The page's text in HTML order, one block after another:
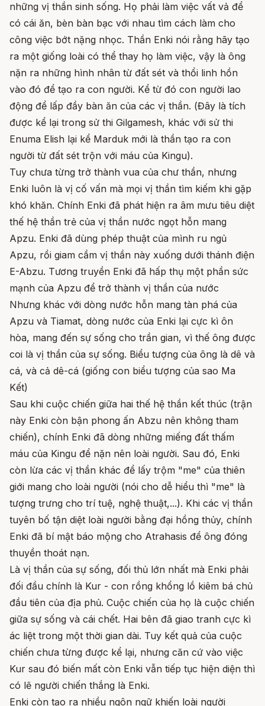
những vị thần sinh sống. Họ phải làm việc vất vả để
có cái ăn, bèn bàn bạc với nhau tìm cách làm cho
công việc bớt nặng nhọc. Thần Enki nói rằng hãy tạo
ra một giống loài có thể thay họ làm việc, vậy là ông
nặn ra những hình nhân từ đất sét và thổi linh hồn
vào đó để tạo ra con người. Kể từ đó con người lao
động để lấp đầy bàn ăn của các vị thần. (Đây là tích
được kể lại trong sử thi Gilgamesh, khác với sử thi
Enuma Elish lại kể Marduk mới là thần tạo ra con
người từ đất sét trộn với máu của Kingu).
Tuy chưa từng trở thành vua của chư thần, nhưng
Enki luôn là vị cố vấn mà mọi vị thần tìm kiếm khi gặp
khó khăn. Chính Enki đã phát hiện ra âm mưu tiêu diệt
thế hệ thần trẻ của vị thần nước ngọt hỗn mang
Apzu. Enki đã dùng phép thuật của mình ru ngủ
Apzu, rồi giam cầm vị thần này xuống dưới thánh điện
E-Abzu. Tương truyền Enki đã hấp thụ một phần sức
mạnh của Apzu để trở thành vị thần của nước
Nhưng khác với dòng nước hỗn mang tàn phá của
Apzu và Tiamat, dòng nước của Enki lại cực kì ôn
hòa, mang đến sự sống cho trần gian, vì thế ông được
coi là vị thần của sự sống. Biểu tượng của ông là dê và
cá, và cả dê-cá (giống con biểu tượng của sao Ma
Kết)
Sau khi cuộc chiến giữa hai thế hệ thần kết thúc (trận
này Enki còn bận phong ấn Abzu nên không tham
chiến), chính Enki đã dòng những miếng đất thấm
máu của Kingu để nặn nên loài người. Sau đó, Enki
còn lừa các vị thần khác để lấy trộm "me" của thiên
giới mang cho loài người (nói cho dễ hiểu thì "me" là
tượng trưng cho trí tuệ, nghệ thuật,...). Khi các vị thần
tuyên bố tận diệt loài người bằng đại hồng thủy, chính
Enki đã bí mật báo mộng cho Atrahasis để ông đóng
thuyền thoát nạn.
Là vị thần của sự sống, đối thủ lớn nhất mà Enki phải
đối đầu chính là Kur - con rồng khổng lồ kiêm bá chủ
đầu tiên của địa phủ. Cuộc chiến của họ là cuộc chiến
giữa sự sống và cái chết. Hai bên đã giao tranh cực kì
ác liệt trong một thời gian dài. Tuy kết quả của cuộc
chiến chưa từng được kể lại, nhưng căn cứ vào việc
Kur sau đó biến mất còn Enki vẫn tiếp tục hiện diện thì
có lẽ người chiến thắng là Enki.
Enki còn tạo ra nhiều ngôn ngữ khiến loài người